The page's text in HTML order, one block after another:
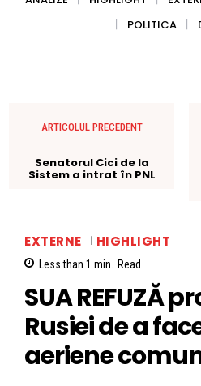
POLITICA
ARTICOLUL PRECEDENT
Senatorul Cici de la
Sistem a intrat în PNL